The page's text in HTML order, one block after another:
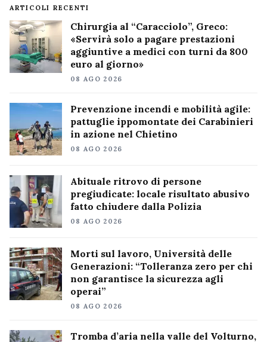
ARTICOLI RECENTI
Chirurgia al “Caracciolo”, Greco:
«Servirà solo a pagare prestazioni
aggiuntive a medici con turni da 800
euro al giorno»
08 AGO 2026
Prevenzione incendi e mobilità agile:
pattuglie ippomontate dei Carabinieri
in azione nel Chietino
08 AGO 2026
Abituale ritrovo di persone
pregiudicate: locale risultato abusivo
fatto chiudere dalla Polizia
08 AGO 2026
Morti sul lavoro, Università delle
Generazioni: “Tolleranza zero per chi
non garantisce la sicurezza agli
operai”
08 AGO 2026
Tromba d’aria nella valle del Volturno,